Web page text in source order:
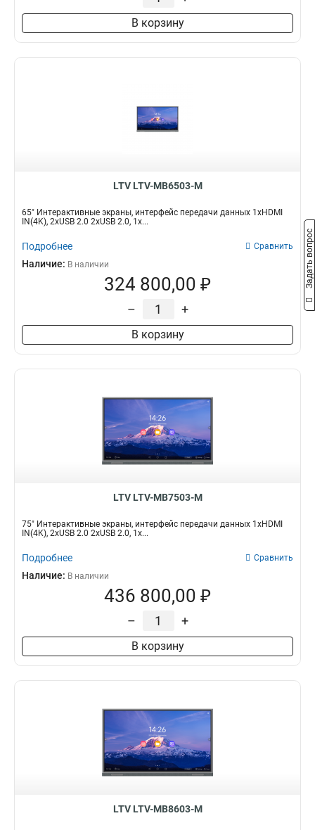
В корзину
LTV LTV-MB6503-М
65" Интерактивные экраны, интерфейс передачи данных 1хHDMI
IN(4K), 2xUSB 2.0 2xUSB 2.0, 1х...
Подробнее Сравнить
Наличие: В наличии
324 800,00 ₽
– +
В корзину
LTV LTV-MB7503-M
75" Интерактивные экраны, интерфейс передачи данных 1хHDMI
IN(4K), 2xUSB 2.0 2xUSB 2.0, 1х...
Подробнее Сравнить
Наличие: В наличии
436 800,00 ₽
– +
В корзину
LTV LTV-MB8603-M
Задать вопрос